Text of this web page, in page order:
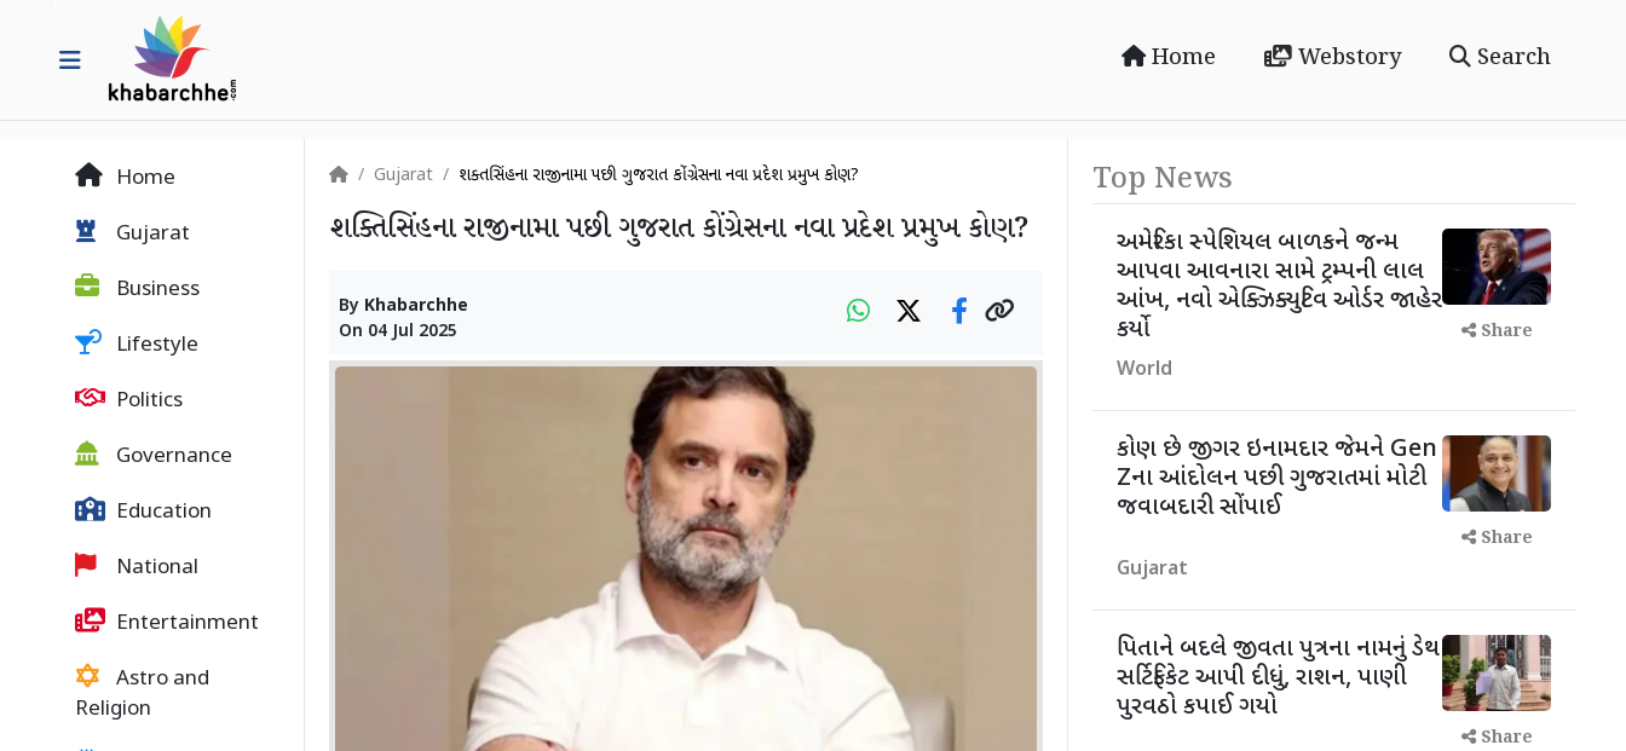
Home Webstory Search
Home
Gujarat
Business
Lifestyle
Politics
Governance
Education
National
Entertainment
Astro and
Religion
Gujarat શક્તિસિંહના રાજીનામા પછી ગુજરાત કોંગ્રેસના નવા પ્રદેશ પ્રમુખ કોણ?
શક્તિસિંહના રાજીનામા પછી ગુજરાત કોંગ્રેસના નવા પ્રદેશ પ્રમુખ કોણ?
By Khabarchhe
On 04 Jul 2025
Top News
અમેરિકા સ્પેશિયલ બાળકને જન્મ
આપવા આવનારા સામે ટ્રમ્પની લાલ
આંખ, નવો એક્ઝિક્યુટિવ ઓર્ડર જાહેર
કર્યો
World
Share
કોણ છે જીગર ઇનામદાર જેમને Gen
Zના આંદોલન પછી ગુજરાતમાં મોટી
જવાબદારી સોંપાઈ
Gujarat
Share
પિતાને બદલે જીવતા પુત્રના નામનું ડેથ
સર્ટિફિકેટ આપી દીધું, રાશન, પાણી
પુરવઠો કપાઈ ગયો
Share